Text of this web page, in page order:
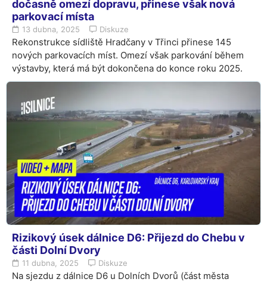
dočasně omezí dopravu, přinese však nová
parkovací místa
13 dubna, 2025 Diskuze
Rekonstrukce sídliště Hradčany v Třinci přinese 145
nových parkovacích míst. Omezí však parkování během
výstavby, která má být dokončena do konce roku 2025.
Rizikový úsek dálnice D6: Přijezd do Chebu v
části Dolní Dvory
11 dubna, 2025 Diskuze
Na sjezdu z dálnice D6 u Dolních Dvorů (část města